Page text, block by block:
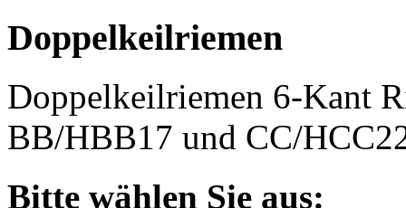
Doppelkeilriemen
Doppelkeilriemen 6-Kant
BB/HBB17 und CC/
Bitte wählen Sie aus: